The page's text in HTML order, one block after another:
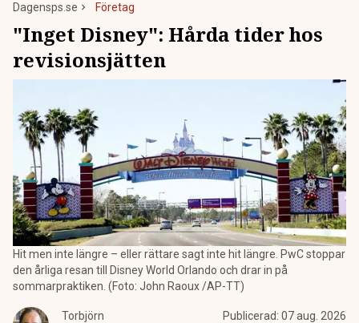
Dagensps.se Företag
"Inget Disney": Hårda tider hos
revisionsjätten
Hit men inte längre – eller rättare sagt inte hit längre. PwC stoppar
den årliga resan till Disney World Orlando och drar in på
sommarpraktiken. (Foto: John Raoux /AP-TT)
Torbjörn
Publicerad: 07 aug. 2026